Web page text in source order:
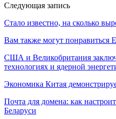
Следующая запись
Стало известно, на сколько
Вам также могут понравиться
США и Великобритания
технологиях и ядерной
Экономика Китая
Почта для домена: как
Беларуси